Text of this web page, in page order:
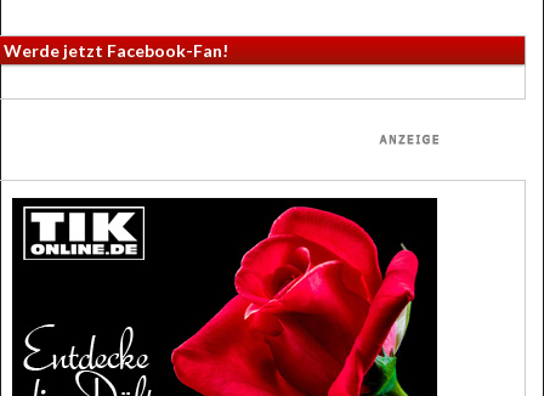
Werde jetzt Facebook-Fan!